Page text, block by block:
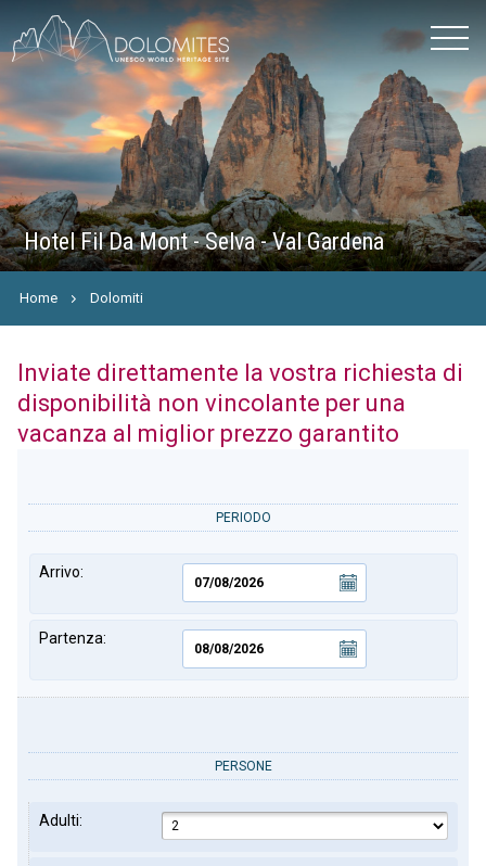
Hotel Fil Da Mont - Selva - Val Gardena
Home Dolomiti
Inviate direttamente la vostra richiesta di
disponibilità non vincolante per una
vacanza al miglior prezzo garantito
PERIODO
Arrivo:
Partenza:
PERSONE
Adulti: